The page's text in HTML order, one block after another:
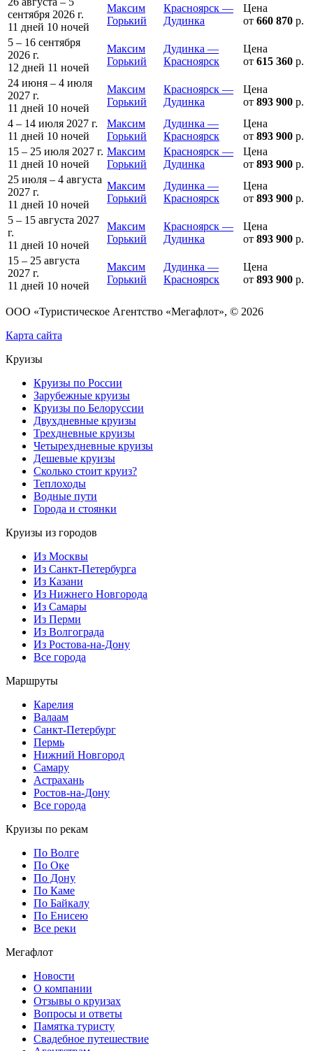
сентября 2026 г.
11 дней 10 ночей
Максим
Горький
Красноярск —
Дудинка
Цена
от 660 870 р.
5 – 16 сентября
2026 г.
12 дней 11 ночей
Максим
Горький
Дудинка —
Красноярск
Цена
от 615 360 р.
24 июня – 4 июля
2027 г.
11 дней 10 ночей
Максим
Горький
Красноярск —
Дудинка
Цена
от 893 900 р.
4 – 14 июля 2027 г.
11 дней 10 ночей
Максим
Горький
Дудинка —
Красноярск
Цена
от 893 900 р.
15 – 25 июля 2027 г.
11 дней 10 ночей
Максим
Горький
Красноярск —
Дудинка
Цена
от 893 900 р.
25 июля – 4 августа
2027 г.
11 дней 10 ночей
Максим
Горький
Дудинка —
Красноярск
Цена
от 893 900 р.
5 – 15 августа 2027
г.
11 дней 10 ночей
Максим
Горький
Красноярск —
Дудинка
Цена
от 893 900 р.
15 – 25 августа
2027 г.
11 дней 10 ночей
Максим
Горький
Дудинка —
Красноярск
Цена
от 893 900 р.
ООО «Туристическое Агентство «Мегафлот», © 2026
Карта сайта
Круизы
Круизы по России
Зарубежные круизы
Круизы по Белоруссии
Двухдневные круизы
Трехдневные круизы
Четырехдневные круизы
Дешевые круизы
Сколько стоит круиз?
Теплоходы
Водные пути
Города и стоянки
Круизы из городов
Из Москвы
Из Санкт-Петербурга
Из Казани
Из Нижнего Новгорода
Из Самары
Из Перми
Из Волгограда
Из Ростова-на-Дону
Все города
Маршруты
Карелия
Валаам
Санкт-Петербург
Пермь
Нижний Новгород
Самару
Астрахань
Ростов-на-Дону
Все города
Круизы по рекам
По Волге
По Оке
По Дону
По Каме
По Байкалу
По Енисею
Все реки
Мегафлот
Новости
О компании
Отзывы о круизах
Вопросы и ответы
Памятка туристу
Свадебное путешествие